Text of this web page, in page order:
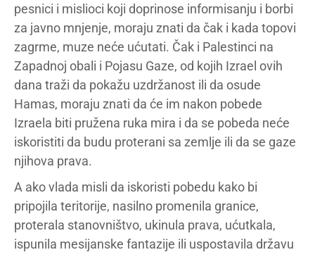
pesnici i mislioci koji doprinose informisanju i borbi
za javno mnjenje, moraju znati da čak i kada topovi
zagrme, muze neće ućutati. Čak i Palestinci na
Zapadnoj obali i Pojasu Gaze, od kojih Izrael ovih
dana traži da pokažu uzdržanost ili da osude
Hamas, moraju znati da će im nakon pobede
Izraela biti pružena ruka mira i da se pobeda neće
iskoristiti da budu proterani sa zemlje ili da se gaze
njihova prava.
A ako vlada misli da iskoristi pobedu kako bi
pripojila teritorije, nasilno promenila granice,
proterala stanovništvo, ukinula prava, ućutkala,
ispunila mesijanske fantazije ili uspostavila državu